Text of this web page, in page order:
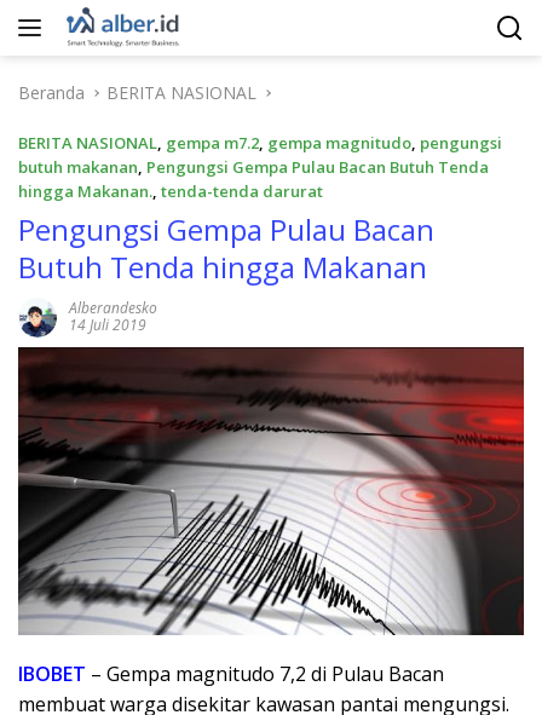
Langsung
Beranda
BERITA NASIONAL
BERITA NASIONAL, gempa m7.2, gempa magnitudo, pengungsi
butuh makanan, Pengungsi Gempa Pulau Bacan Butuh Tenda
hingga Makanan., tenda-tenda darurat
Pengungsi Gempa Pulau Bacan
Butuh Tenda hingga Makanan
Alberandesko
14 Juli 2019
IBOBET – Gempa magnitudo 7,2 di Pulau Bacan
membuat warga disekitar kawasan pantai mengungsi.